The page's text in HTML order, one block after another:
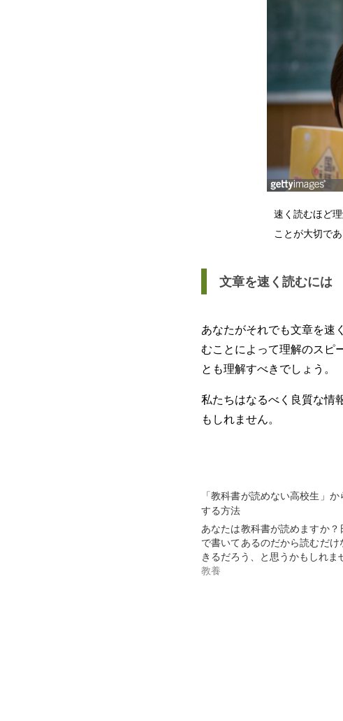
速く読むほど
ことが大切であ
文章を速く読むには
あなたがそれでも文章を速
むことによって理解のスピ
とも理解すべきでしょう。
私たちはなるべく良質な情
もしれません。
「教科書が読めない高校生」か
する方法
あなたは教科書が読めますか？
で書いてあるのだから読むだけ
きるだろう、と思うかもしれ
教養